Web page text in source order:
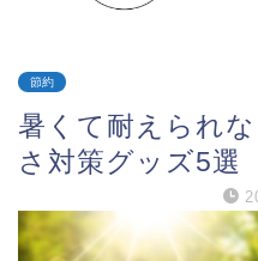
節約
暑くて耐えられ
さ対策グッズ5選